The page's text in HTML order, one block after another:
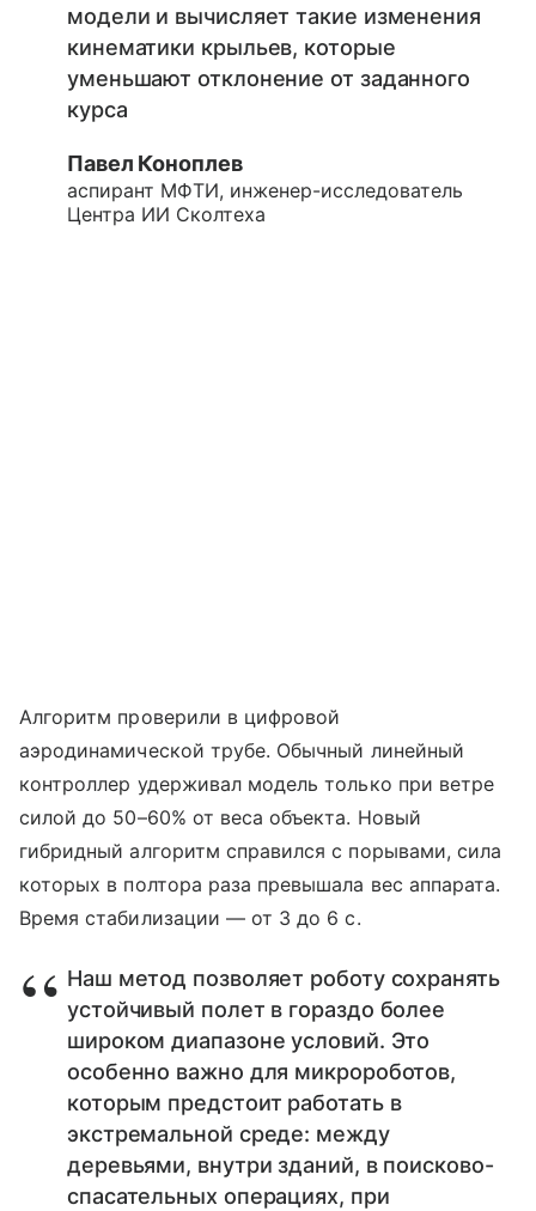
модели и вычисляет такие изменения
кинематики крыльев, которые
уменьшают отклонение от заданного
курса
Павел Коноплев
аспирант МФТИ, инженер-исследователь
Центра ИИ Сколтеха
Алгоритм проверили в цифровой
аэродинамической трубе. Обычный линейный
контроллер удерживал модель только при ветре
силой до 50–60% от веса объекта. Новый
гибридный алгоритм справился с порывами, сила
которых в полтора раза превышала вес аппарата.
Время стабилизации — от 3 до 6 с.
Наш метод позволяет роботу сохранять
устойчивый полет в гораздо более
широком диапазоне условий. Это
особенно важно для микророботов,
которым предстоит работать в
экстремальной среде: между
деревьями, внутри зданий, в поисково-
спасательных операциях, при